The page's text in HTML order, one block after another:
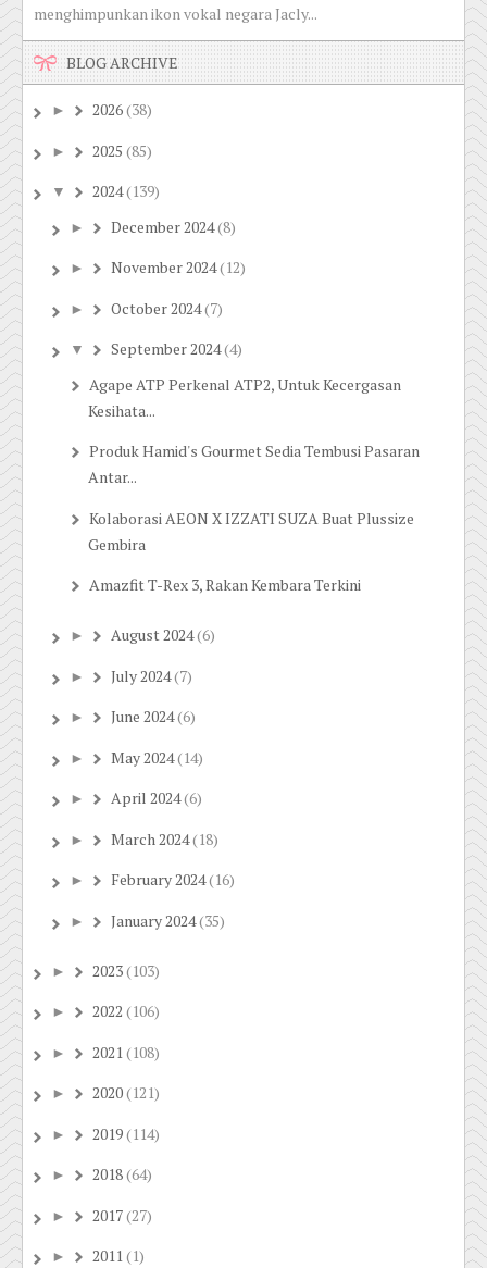
menghimpunkan ikon vokal negara Jacly...
BLOG ARCHIVE
► 2026(38)
► 2025 (85)
▼ 2024(139)
► December 2024(8)
► November 2024(12)
► October 2024(7)
▼ September 2024(4)
Agape ATP Perkenal ATP2, Untuk Kecergasan
Kesihata...
Produk Hamid's Gourmet Sedia Tembusi Pasaran
Antar...
Kolaborasi AEON X IZZATI SUZA Buat Plussize
Gembira
Amazfit T-Rex 3, Rakan Kembara Terkini
► August 2024(6)
► July 2024(7)
► June 2024(6)
► May 2024(14)
► April 2024(6)
► March 2024(18)
► February 2024(16)
► January 2024(35)
► 2023(103)
► 2022 (106)
► 2021 (108)
► 2020(121)
► 2019(114)
► 2018(64)
► 2017(27)
► 2011(1)